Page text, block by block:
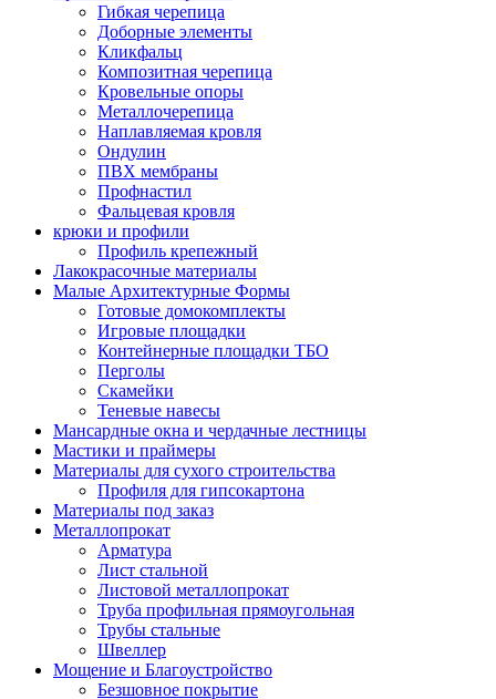
Гибкая черепица
Доборные элементы
Кликфальц
Композитная черепица
Кровельные опоры
Металлочерепица
Наплавляемая кровля
Ондулин
ПВХ мембраны
Профнастил
Фальцевая кровля
крюки и профили
Профиль крепежный
Лакокрасочные материалы
Малые Архитектурные Формы
Готовые домокомплекты
Игровые площадки
Контейнерные площадки ТБО
Перголы
Скамейки
Теневые навесы
Мансардные окна и чердачные лестницы
Мастики и праймеры
Материалы для сухого строительства
Профиля для гипсокартона
Материалы под заказ
Металлопрокат
Арматура
Лист стальной
Листовой металлопрокат
Труба профильная прямоугольная
Трубы стальные
Швеллер
Мощение и Благоустройство
Безшовное покрытие